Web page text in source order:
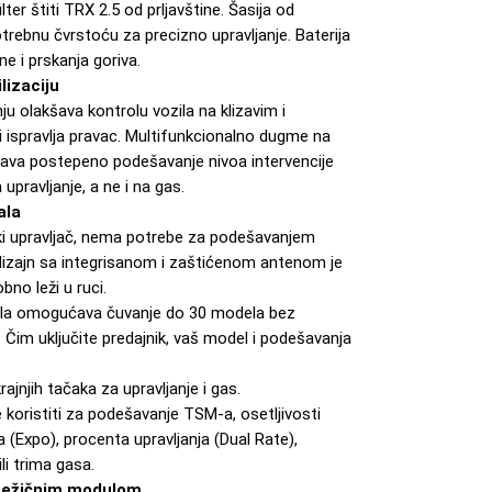
štiti TRX 2.5 od prljavštine. Šasija od
čvrstoću za precizno upravljanje. Baterija
i prskanja goriva.
olakšava kontrolu vozila na klizavim i
pravac. Multifunkcionalno dugme na
postepeno podešavanje nivoa intervencije
a ne i na gas.
upravljač, nema potrebe za podešavanjem
sa integrisanom i zaštićenom antenom je
leži u ruci.
omogućava čuvanje do 30 modela bez
uključite predajnik, vaš model i podešavanja
tačaka za upravljanje i gas.
za podešavanje TSM-a, osetljivosti
procenta upravljanja (Dual Rate),
trima gasa.